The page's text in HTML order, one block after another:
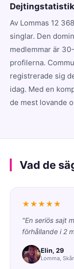
Av Lommas 12
singlar. Den
medlemmar är
profilerna.
registrerade sig
idag. Med en
de mest lovande
Vad de
★★★★★
"En seriös sajt
förhållande i 2
Elin, 29
Lomma,